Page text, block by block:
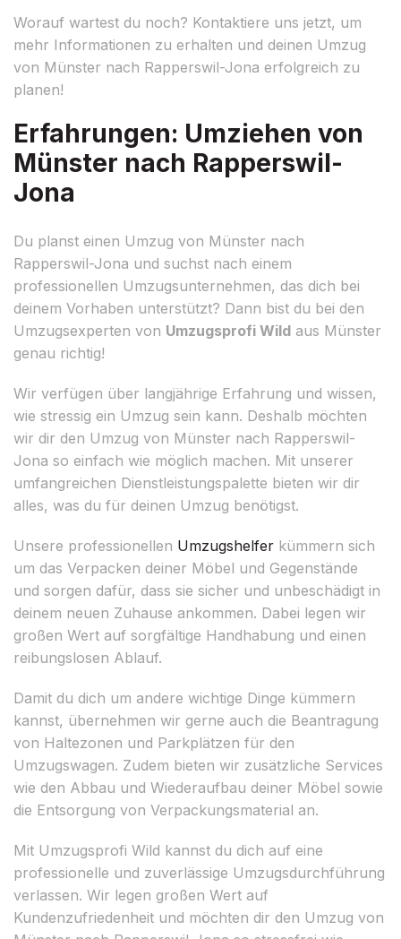
Worauf wartest du noch? Kontaktiere uns jetzt, um
mehr Informationen zu erhalten und deinen Umzug
von Münster nach Rapperswil-Jona erfolgreich zu
planen!
Erfahrungen: Umziehen von
Münster nach Rapperswil-
Jona
Du planst einen Umzug von Münster nach
Rapperswil-Jona und suchst nach einem
professionellen Umzugsunternehmen, das dich bei
deinem Vorhaben unterstützt? Dann bist du bei den
Umzugsexperten von Umzugsprofi Wild aus Münster
genau richtig!
Wir verfügen über langjährige Erfahrung und wissen,
wie stressig ein Umzug sein kann. Deshalb möchten
wir dir den Umzug von Münster nach Rapperswil-
Jona so einfach wie möglich machen. Mit unserer
umfangreichen Dienstleistungspalette bieten wir dir
alles, was du für deinen Umzug benötigst.
Unsere professionellen Umzugshelfer kümmern sich
um das Verpacken deiner Möbel und Gegenstände
und sorgen dafür, dass sie sicher und unbeschädigt in
deinem neuen Zuhause ankommen. Dabei legen wir
großen Wert auf sorgfältige Handhabung und einen
reibungslosen Ablauf.
Damit du dich um andere wichtige Dinge kümmern
kannst, übernehmen wir gerne auch die Beantragung
von Haltezonen und Parkplätzen für den
Umzugswagen. Zudem bieten wir zusätzliche Services
wie den Abbau und Wiederaufbau deiner Möbel sowie
die Entsorgung von Verpackungsmaterial an.
Mit Umzugsprofi Wild kannst du dich auf eine
professionelle und zuverlässige Umzugsdurchführung
verlassen. Wir legen großen Wert auf
Kundenzufriedenheit und möchten dir den Umzug von